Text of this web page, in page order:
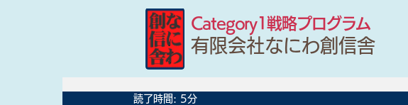
Category1戦略プログラム
有限会社なにわ創信舎
読了時間: 5分